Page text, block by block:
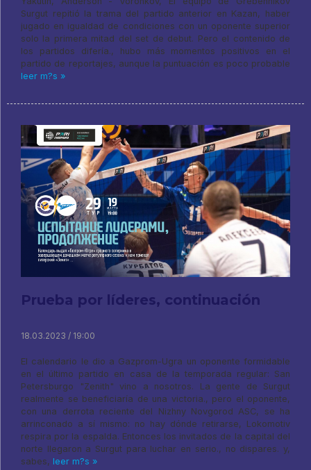
Surgut repitió la trama del partido anterior en Kazan, haber
jugado en igualdad de condiciones con un oponente superior
solo la primera mitad del set de debut. Pero el contenido de
los partidos difería., hubo más momentos positivos en el
partido de reportajes, aunque la puntuación es poco probable
leer m?s »
Prueba por líderes, continuación
18.03.2023 / 19:00
El calendario le dio a Gazprom-Ugra un oponente formidable
en el último partido en casa de la temporada regular: San
Petersburgo "Zenith" vino a nosotros. La gente de Surgut
realmente se beneficiaría de una victoria., pero el oponente,
con una derrota reciente del Nizhny Novgorod ASC, se ha
arrinconado a sí mismo: no hay dónde retirarse, Lokomotiv
respira por la espalda. Entonces los invitados de la capital del
norte llegaron a Surgut para luchar en serio., no dispares. y,
sabes, leer m?s »